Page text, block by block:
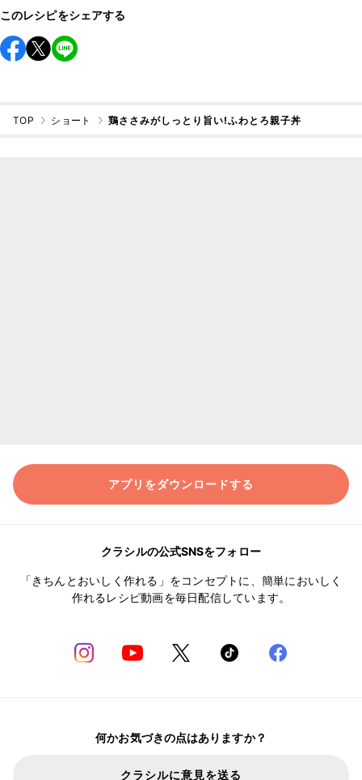
このレシピをシェアする
TOP ショート 鶏ささみがしっとり旨い!ふわとろ親子丼
アプリをダウンロードする
クラシルの公式SNSをフォロー
「きちんとおいしく作れる」をコンセプトに、簡単においしく
作れるレシピ動画を毎日配信しています。
何かお気づきの点はありますか？
クラシルに意見を送る